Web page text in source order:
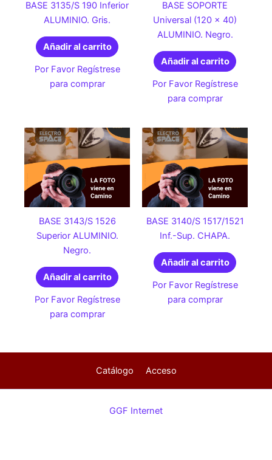
BASE 3135/S 190 Inferior
ALUMINIO. Gris.
Añadir al carrito
Por Favor Regístrese
para comprar
BASE SOPORTE
Universal (120 x 40)
ALUMINIO. Negro.
Añadir al carrito
Por Favor Regístrese
para comprar
BASE 3143/S 1526
Superior ALUMINIO.
Negro.
Añadir al carrito
Por Favor Regístrese
para comprar
BASE 3140/S 1517/1521
Inf.-Sup. CHAPA.
Añadir al carrito
Por Favor Regístrese
para comprar
Catálogo Acceso
GGF Internet